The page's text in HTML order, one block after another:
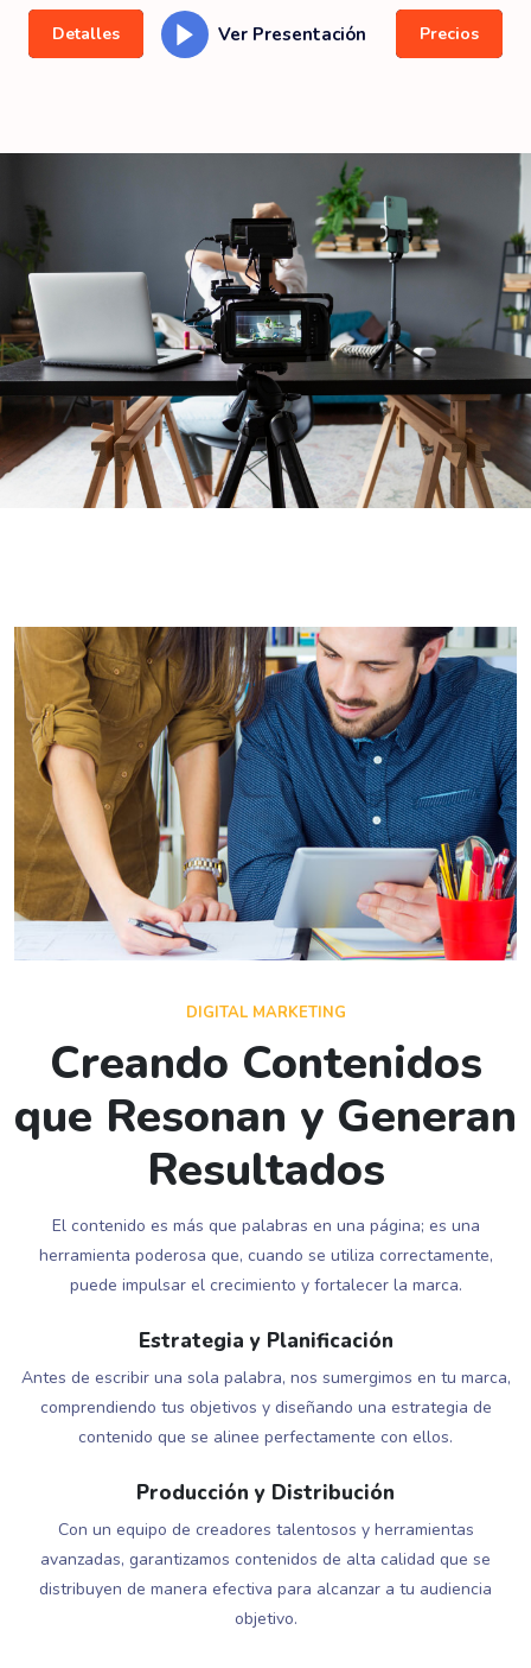
Detalles Ver Presentación Precios
DIGITAL MARKETING
Creando Contenidos
que Resonan y Generan
Resultados
El contenido es más que palabras en una página; es una
herramienta poderosa que, cuando se utiliza correctamente,
puede impulsar el crecimiento y fortalecer la marca.
Estrategia y Planificación
Antes de escribir una sola palabra, nos sumergimos en tu marca,
comprendiendo tus objetivos y diseñando una estrategia de
contenido que se alinee perfectamente con ellos.
Producción y Distribución
Con un equipo de creadores talentosos y herramientas
avanzadas, garantizamos contenidos de alta calidad que se
distribuyen de manera efectiva para alcanzar a tu audiencia
objetivo.